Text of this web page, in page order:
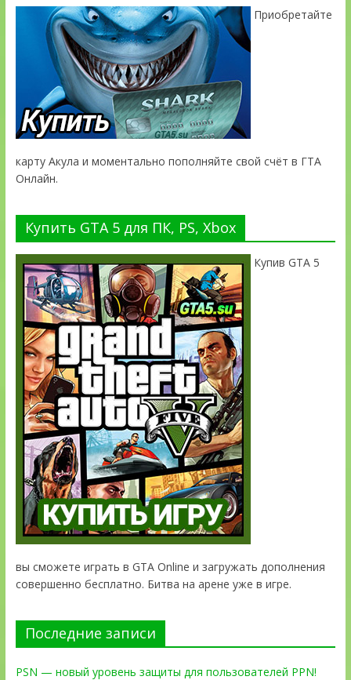
Приобретайте
карту Акула и моментально пополняйте свой счёт в ГТА
Онлайн.
Купить GTA 5 для ПК, PS, Xbox
Купив GTA 5
вы сможете играть в GTA Online и загружать дополнения
совершенно бесплатно. Битва на арене уже в игре.
Последние записи
PSN — новый уровень защиты для пользователей PPN!